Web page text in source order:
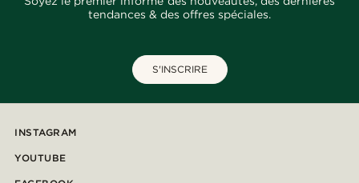
tendances & des offres spéciales.
S'INSCRIRE
INSTAGRAM
YOUTUBE